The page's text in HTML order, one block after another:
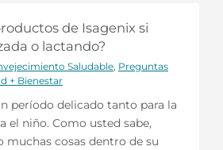
de Isagenix si
o lactando?
Saludable, Preguntas
+ Bienestar
período delicado tanto para la
el niño. Como usted sabe,
muchas cosas dentro de su